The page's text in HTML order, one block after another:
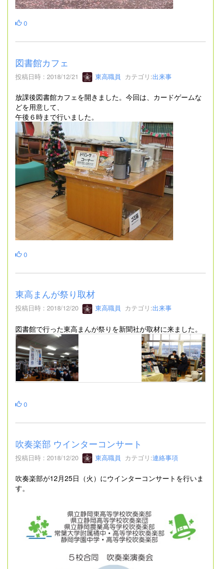
0
図書館カフェ
投稿日時 : 2018/12/21 東高職員 カテゴリ:出来事
放課後図書館カフェを開きました。今回は、カードゲームな
どを用意して、
午後６時まで行いました。
0
東高まんが祭り取材
投稿日時 : 2018/12/20 東高職員 カテゴリ:出来事
図書館で行った東高まんが祭りを新聞社が取材に来ました。
0
吹奏楽部 ウインターコンサート
投稿日時 : 2018/12/20 東高職員 カテゴリ:連絡事項
吹奏楽部が12月25日（火）にウインターコンサートを行いま
す。